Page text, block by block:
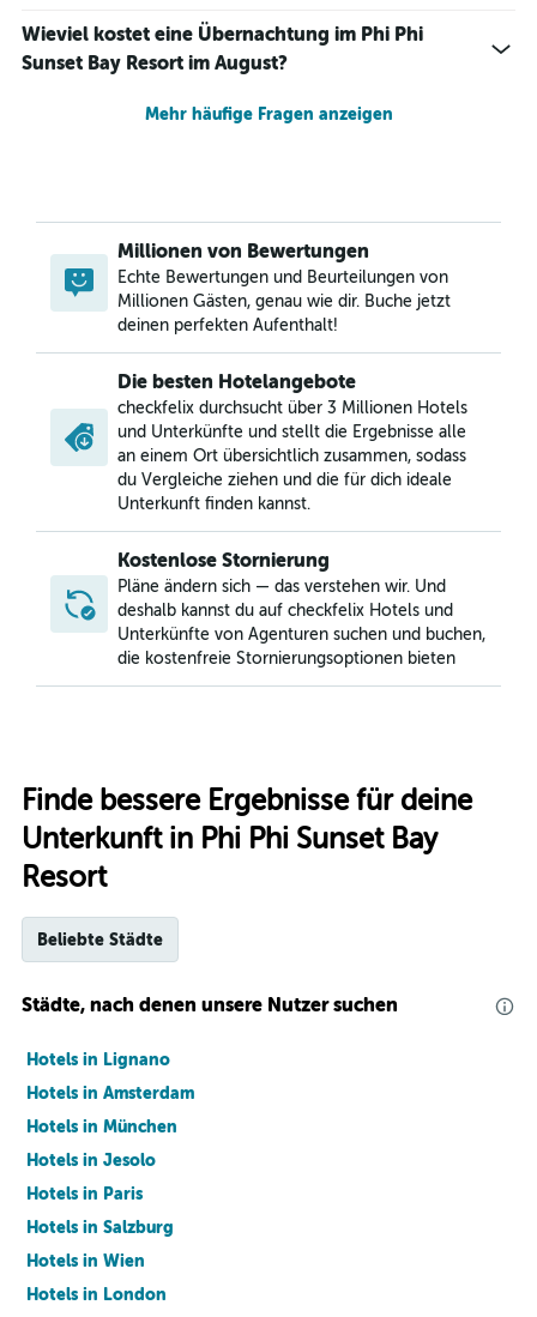
Wieviel kostet eine Übernachtung im Phi Phi
Sunset Bay Resort im August?
Mehr häufige Fragen anzeigen
Millionen von Bewertungen
Echte Bewertungen und Beurteilungen von
Millionen Gästen, genau wie dir. Buche jetzt
deinen perfekten Aufenthalt!
Die besten Hotelangebote
checkfelix durchsucht über 3 Millionen Hotels
und Unterkünfte und stellt die Ergebnisse alle
an einem Ort übersichtlich zusammen, sodass
du Vergleiche ziehen und die für dich ideale
Unterkunft finden kannst.
Kostenlose Stornierung
Pläne ändern sich — das verstehen wir. Und
deshalb kannst du auf checkfelix Hotels und
Unterkünfte von Agenturen suchen und buchen,
die kostenfreie Stornierungsoptionen bieten
Finde bessere Ergebnisse für deine
Unterkunft in Phi Phi Sunset Bay
Resort
Beliebte Städte
Städte, nach denen unsere Nutzer suchen
Hotels in Lignano
Hotels in Amsterdam
Hotels in München
Hotels in Jesolo
Hotels in Paris
Hotels in Salzburg
Hotels in Wien
Hotels in London